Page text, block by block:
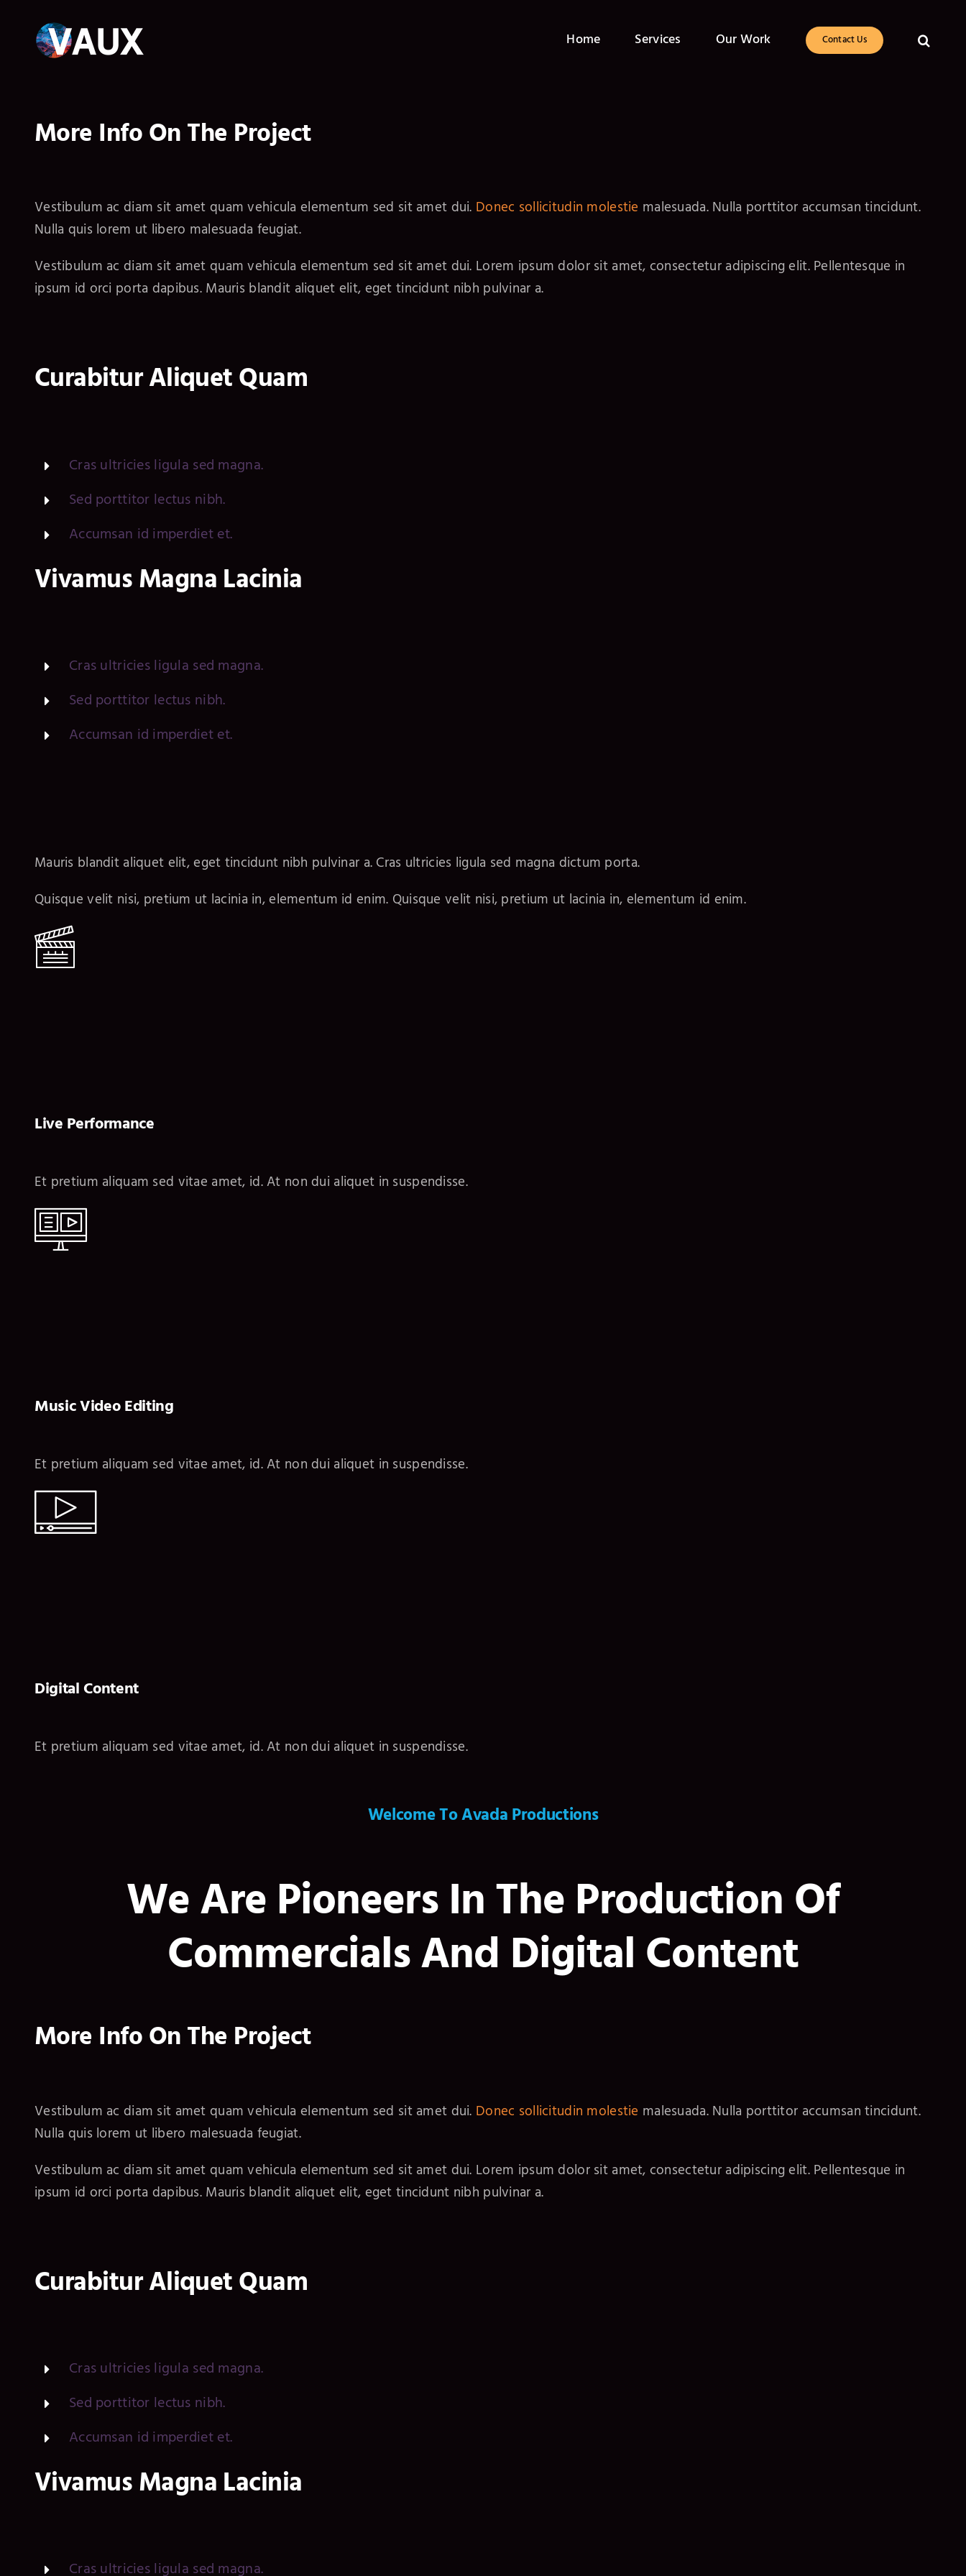
content
Home Services Our Work Contact Us
More Info On The Project
Vestibulum ac diam sit amet quam vehicula elementum sed sit amet dui. Donec sollicitudin molestie malesuada. Nulla porttitor accumsan tincidunt.
Nulla quis lorem ut libero malesuada feugiat.
Vestibulum ac diam sit amet quam vehicula elementum sed sit amet dui. Lorem ipsum dolor sit amet, consectetur adipiscing elit. Pellentesque in
ipsum id orci porta dapibus. Mauris blandit aliquet elit, eget tincidunt nibh pulvinar a.
Curabitur Aliquet Quam
Cras ultricies ligula sed magna.
Sed porttitor lectus nibh.
Accumsan id imperdiet et.
Vivamus Magna Lacinia
Cras ultricies ligula sed magna.
Sed porttitor lectus nibh.
Accumsan id imperdiet et.
Mauris blandit aliquet elit, eget tincidunt nibh pulvinar a. Cras ultricies ligula sed magna dictum porta.
Quisque velit nisi, pretium ut lacinia in, elementum id enim. Quisque velit nisi, pretium ut lacinia in, elementum id enim.
Live Performance
Et pretium aliquam sed vitae amet, id. At non dui aliquet in suspendisse.
Music Video Editing
Et pretium aliquam sed vitae amet, id. At non dui aliquet in suspendisse.
Digital Content
Et pretium aliquam sed vitae amet, id. At non dui aliquet in suspendisse.
Welcome To Avada Productions
We Are Pioneers In The Production Of
Commercials And Digital Content
More Info On The Project
Vestibulum ac diam sit amet quam vehicula elementum sed sit amet dui. Donec sollicitudin molestie malesuada. Nulla porttitor accumsan tincidunt.
Nulla quis lorem ut libero malesuada feugiat.
Vestibulum ac diam sit amet quam vehicula elementum sed sit amet dui. Lorem ipsum dolor sit amet, consectetur adipiscing elit. Pellentesque in
ipsum id orci porta dapibus. Mauris blandit aliquet elit, eget tincidunt nibh pulvinar a.
Curabitur Aliquet Quam
Cras ultricies ligula sed magna.
Sed porttitor lectus nibh.
Accumsan id imperdiet et.
Vivamus Magna Lacinia
Cras ultricies ligula sed magna.